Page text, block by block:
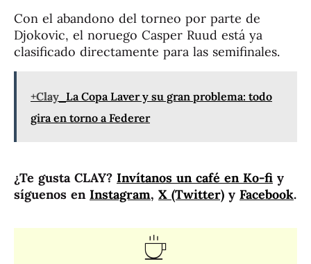
Con el abandono del torneo por parte de
Djokovic, el noruego Casper Ruud está ya
clasificado directamente para las semifinales.
+Clay La Copa Laver y su gran problema: todo
gira en torno a Federer
¿Te gusta CLAY? Invítanos un café en Ko-fi y
síguenos en Instagram, X (Twitter) y Facebook.